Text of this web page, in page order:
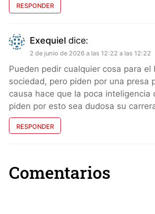
RESPONDER
Exequiel dice:
2 de junio de 2026 a las 12:22 a las 12:22
Pueden pedir cualquier cosa para el
sociedad, pero piden por una presa
causa hace que la poca inteligencia
piden por esto sea dudosa su
RESPONDER
Comentarios